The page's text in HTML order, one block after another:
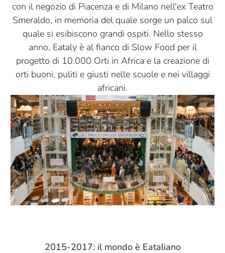
con il negozio di Piacenza e di Milano nell'ex Teatro
Smeraldo, in memoria del quale sorge un palco sul
quale si esibiscono grandi ospiti. Nello stesso
anno, Eataly è al fianco di Slow Food per il
progetto di 10.000 Orti in Africa e la creazione di
orti buoni, puliti e giusti nelle scuole e nei villaggi
africani.
2015-2017: il mondo è Eataliano